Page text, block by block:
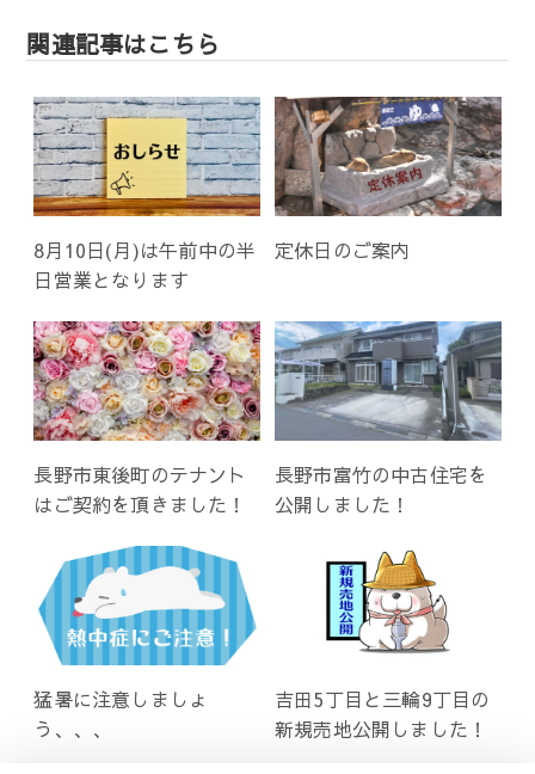
ゲ
ー
ョ
ン
関連記事はこちら
8月10日(月)は午前中の半
日営業となります
定休日のご案内
長野市東後町のテナント
はご契約を頂きました！
長野市富竹の中古住宅を
公開しました！
猛暑に注意しましょ
う、、、
吉田5丁目と三輪9丁目の
新規売地公開しました！